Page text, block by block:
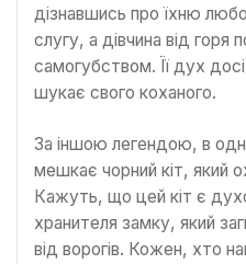
дізнавшись про їхню
слугу, а дівчина від горя
самогубством. Її дух
шукає свого коханого.
За іншою легендою, в
мешкає чорний кіт, який
Кажуть, що цей кіт є
хранителя замку, який
від ворогів. Кожен, хто